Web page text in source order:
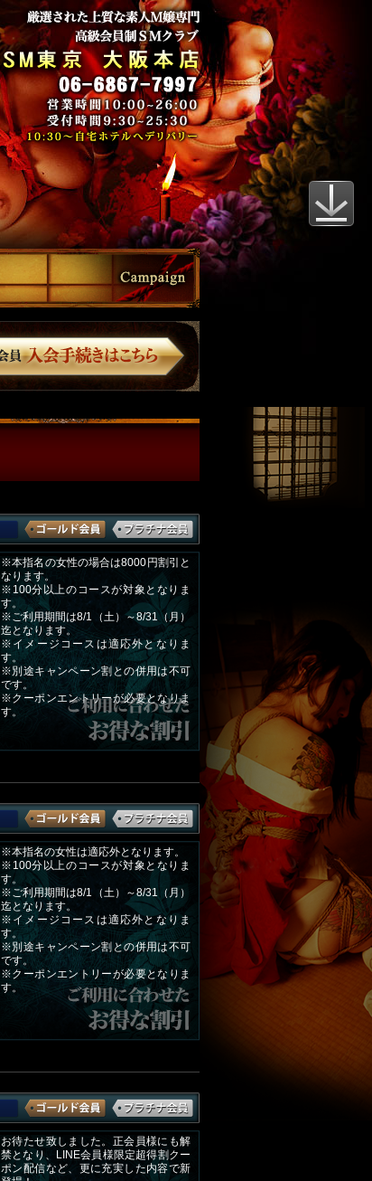
※本指名の女性の場合は8000円割引と
なります。
※100分以上のコースが対象となりま
す。
※ご利用期間は8/1（土）～8/31（月）
迄となります。
※イメージコースは適応外となりま
す。
※別途キャンペーン割との併用は不可
です。
※クーポンエントリーが必要となりま
す。
※本指名の女性は適応外となります。
※100分以上のコースが対象となりま
す。
※ご利用期間は8/1（土）～8/31（月）
迄となります。
※イメージコースは適応外となりま
す。
※別途キャンペーン割との併用は不可
です。
※クーポンエントリーが必要となりま
す。
お待たせ致しました。正会員様にも解
禁となり、LINE会員様限定超得割クー
ポン配信など、更に充実した内容で新